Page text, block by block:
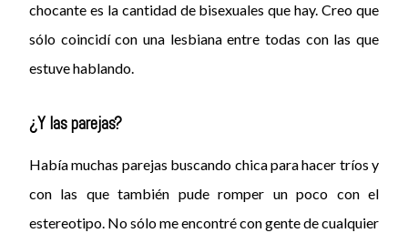
chocante es la cantidad de bisexuales que hay. Creo que
sólo coincidí con una lesbiana entre todas con las que
estuve hablando.
¿Y las parejas?
Había muchas parejas buscando chica para hacer tríos y
con las que también pude romper un poco con el
estereotipo. No sólo me encontré con gente de cualquier